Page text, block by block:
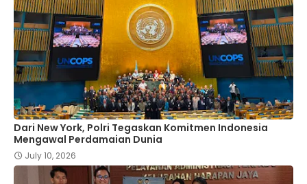
Dari New York, Polri Tegaskan Komitmen Indonesia
Mengawal Perdamaian Dunia
July 10, 2026